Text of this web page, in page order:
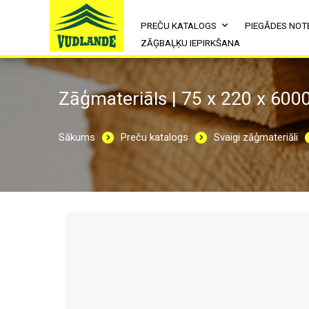
PREČU KATALOGS PIEGĀDES
ZĀĢBAĻĶU IEPIRKŠANA
Zāģmateriāls | 75 x 220 x
Sākums Preču katalogs Svaigi zāģmateriāli